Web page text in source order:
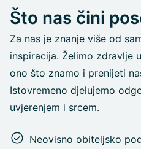
Što nas čini
Za nas je znanje više od
inspiracija. Želimo zdravlje
ono što znamo i prenijeti
Istovremeno djelujemo
uvjerenjem i srcem.
Neovisno obiteljsko